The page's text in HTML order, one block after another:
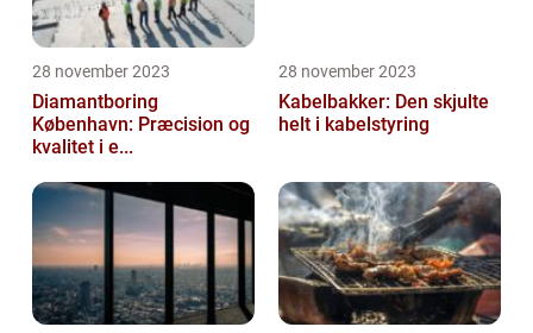
28 november 2023
Diamantboring
København: Præcision og
kvalitet i e...
28 november 2023
Kabelbakker: Den skjulte
helt i kabelstyring